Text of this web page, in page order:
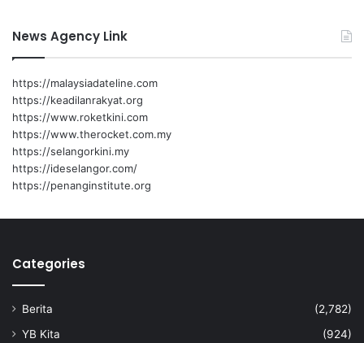
g
e
i
S
e
m
b
i
l
U
N
News Agency Link
https://malaysiadateline.com
https://keadilanrakyat.org
https://www.roketkini.com
https://www.therocket.com.my
https://selangorkini.my
https://ideselangor.com/
https://penanginstitute.org
Categories
Berita
(2,782)
YB Kita
(924)